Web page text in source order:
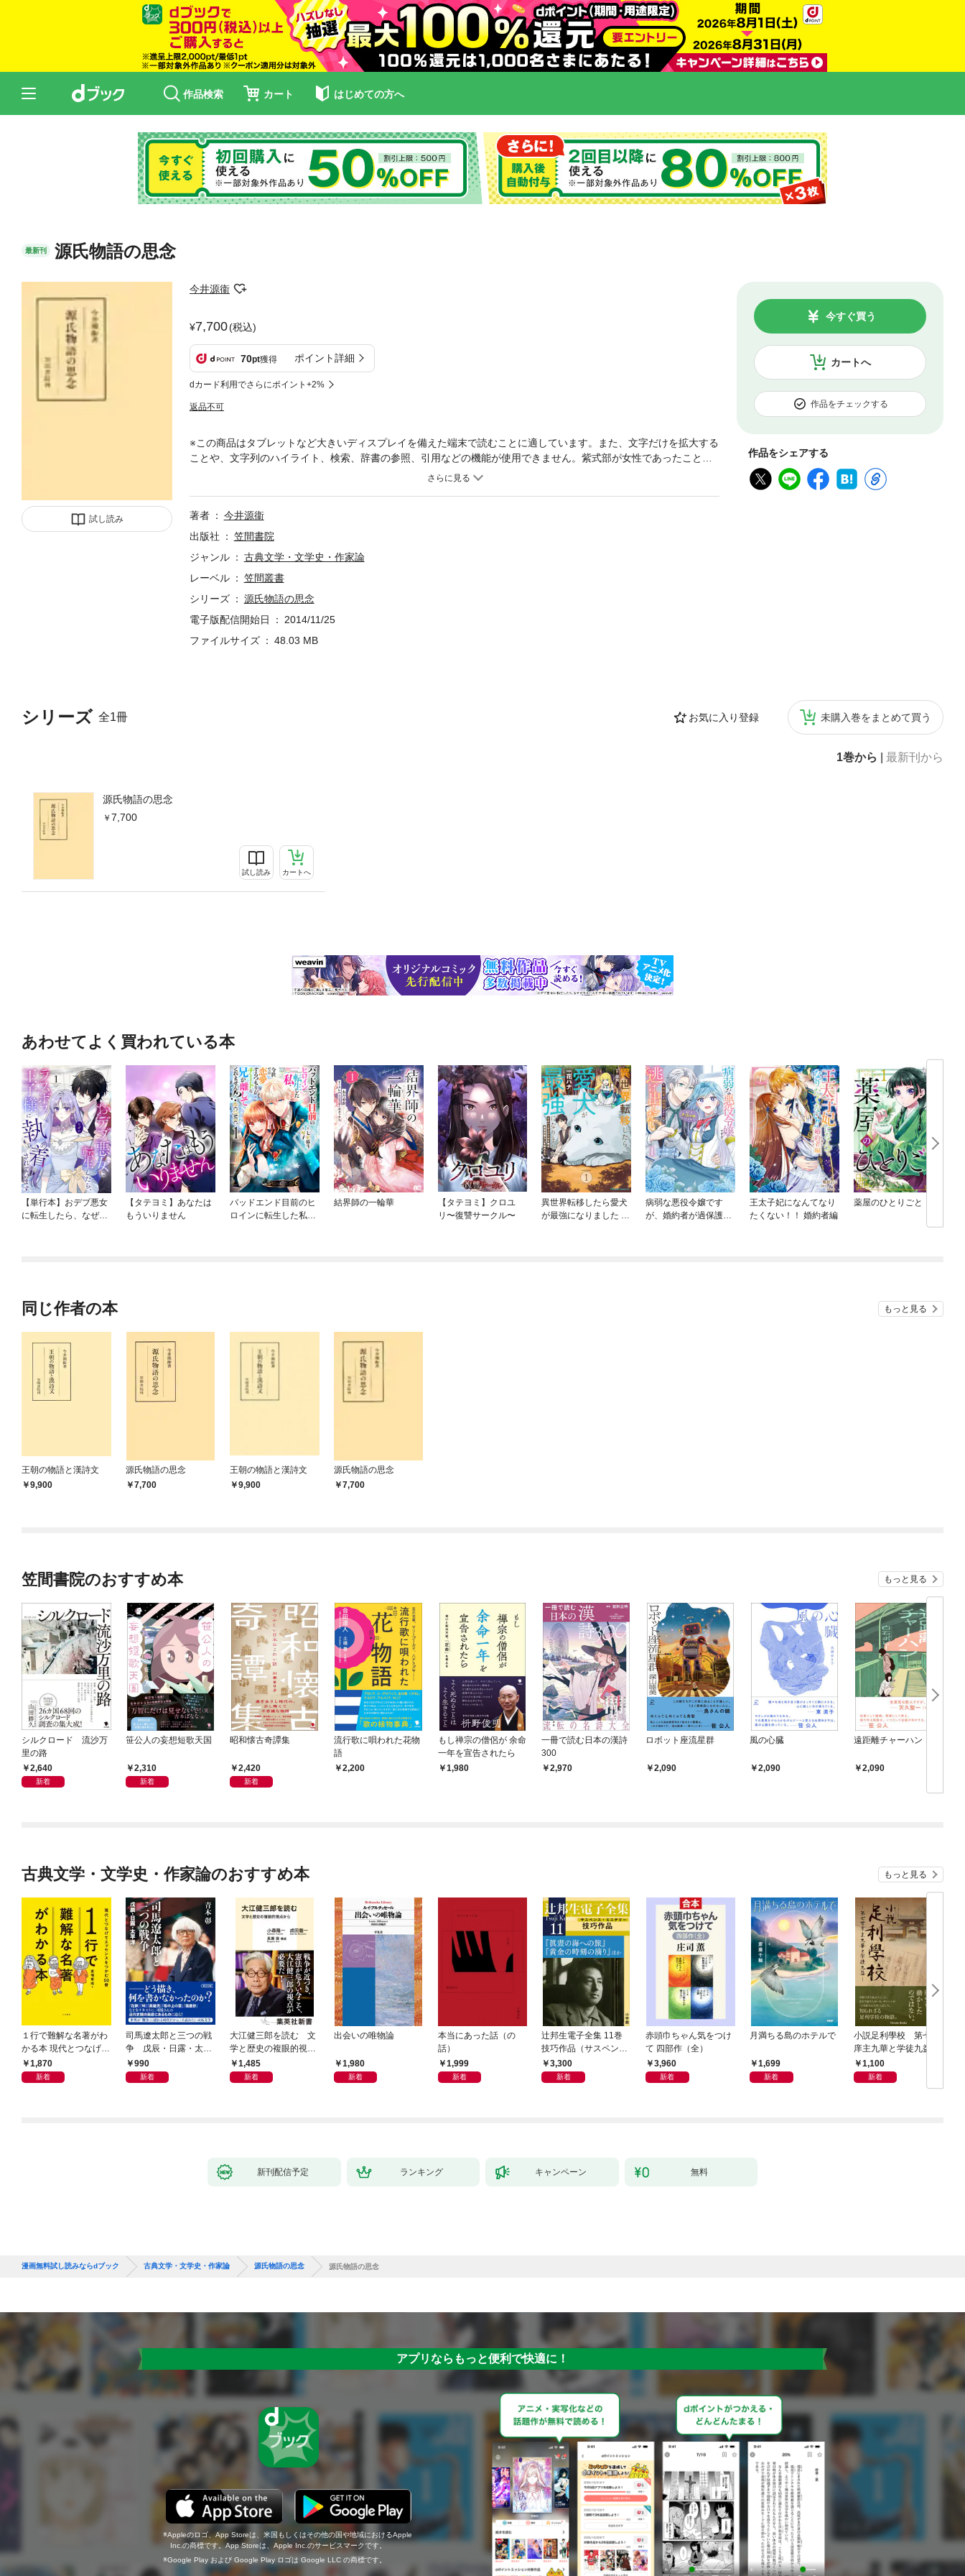
作品検索 カート はじめての方へ
最新刊 源氏物語の思念
試し読み
今井源衞
7,700(税込)
70pt獲得 ポイント詳細
dカード利用でさらにポイント+2%
返品不可
カートへ
今すぐ買う
作品をチェックする
作品をシェアする
シリーズ 全1冊 お気に入り登録 未購入巻をまとめて買う
1巻から 最新刊から
源氏物語の思念
7,700
試し読み カートへ
※この商品はタブレットなど大きいディスプレイを備えた端末で読むことに適しています。また、文字だけを拡大する
ことや、文字列のハイライト、検索、辞書の参照、引用などの機能が使用できません。紫式部が女性であったことの
意味、さらにその背後にひろがる平安女流文学の地平の基本的性格とは一体何なのか。珠玉の論文集。
著者
今井源衞
出版社
笠間書院
ジャンル
古典文学・文学史・作家論
レーベル
笠間叢書
シリーズ
源氏物語の思念
電子版配信開始日
2014/11/25
ファイルサイズ
48.03 MB
あわせてよく買われている本
【単行本】おデブ悪女
に転生したら、なぜか
【タテヨミ】あなたは
もういりません
バッドエンド目前のヒ
ロインに転生した私、
結界師の一輪華
【タテヨミ】クロユ
リ〜復讐サークル〜
異世界転移したら愛犬
が最強になりました ～
病弱な悪役令嬢です
が、婚約者が過保護す
王太子妃になんてなり
たくない！！ 婚約者編
薬屋のひとりごと
同じ作者の本 もっと見る
王朝の物語と漢詩文
9,900
源氏物語の思念
7,700
王朝の物語と漢詩文
9,900
源氏物語の思念
7,700
笠間書院のおすすめ本 もっと見る
シルクロード 流沙万
里の路
2,640
新着
笹公人の妄想短歌天国
2,310
新着
昭和懐古奇譚集
2,420
新着
流行歌に唄われた花物
語
2,200
もし禅宗の僧侶が 余命
一年を宣告されたら
1,980
一冊で読む日本の漢詩
300
2,970
ロボット座流星群
2,090
風の心臓
2,090
遠距離チャーハン
2,090
古典文学・文学史・作家論のおすすめ本 もっと見る
１行で難解な名著がわ
かる本 現代とつなげて
エッセンスをつかむ50
冊
1,870
新着
司馬遼太郎と三つの戦
争 戊辰・日露・太平
洋990
新着
大江健三郎を読む 文
学と歴史の複眼的視点
から1,485
新着
出会いの唯物論
1,980
新着
本当にあった話（の
話）
1,999
新着
辻邦生電子全集 11巻
技巧作品（サスペン
ス・ミステリー） 『眞
晝の海への旅』『黄金
3,300
新着
赤頭巾ちゃん気をつけ
て 四部作（全）
3,960
新着
月満ちる島のホテルで
1,699
新着
小説足利學校 第七世
庠主九華と学徒九益
1,100
新着
新刊配信予定 ランキング キャンペーン 無料
漫画無料試し読みならdブック 古典文学・文学史・作家論 源氏物語の思念 源氏物語の思念
アプリならもっと便利で快適に！
Appleのロゴ、App Storeは、米国もしくはその他の国や地域におけるApple
Inc.の商標です。App Storeは、Apple Inc.のサービスマークです。
Google Play および Google Play ロゴは Google LLC の商標です。